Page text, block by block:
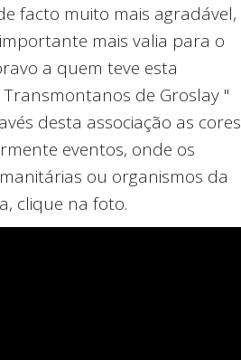
facto muito mais agradável,
mais valia para o
a quem teve esta
de Groslay "
desta associação as cores
eventos, onde os
ou organismos da
clique na foto.